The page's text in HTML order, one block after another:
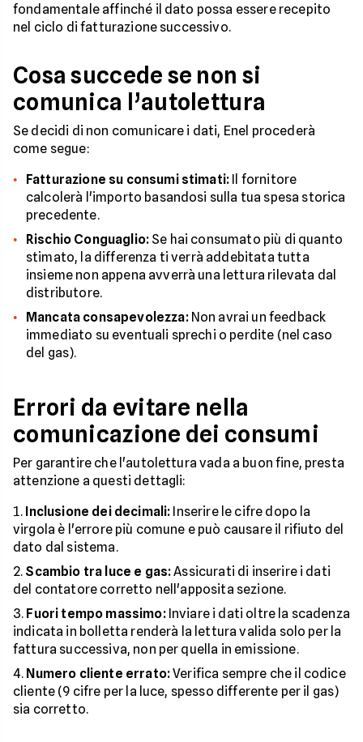
fondamentale affinché il dato possa essere recepito
nel ciclo di fatturazione successivo.
Cosa succede se non si
comunica l’autolettura
Se decidi di non comunicare i dati, Enel procederà
come segue:
Fatturazione su consumi stimati: Il fornitore
calcolerà l'importo basandosi sulla tua spesa storica
precedente.
Rischio Conguaglio: Se hai consumato più di quanto
stimato, la differenza ti verrà addebitata tutta
insieme non appena avverrà una lettura rilevata dal
distributore.
Mancata consapevolezza:Non avrai un feedback
immediato su eventuali sprechi o perdite (nel caso
del gas).
Errori da evitare nella
comunicazione dei consumi
Per garantire che l'autolettura vada a buon fine, presta
attenzione a questi dettagli:
Inclusione dei decimali: Inserire le cifre dopo la
virgola è l'errore più comune e può causare il rifiuto del
dato dal sistema.
Scambio tra luce e gas:Assicurati di inserire i dati
del contatore corretto nell'apposita sezione.
Fuori tempo massimo:Inviare i dati oltre la scadenza
indicata in bolletta renderà la lettura valida solo per la
fattura successiva, non per quella in emissione.
Numero cliente errato:Verifica sempre che il codice
cliente (9 cifre per la luce, spesso differente per il gas)
sia corretto.